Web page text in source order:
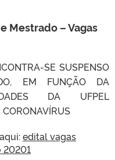
Mestrado – Vagas
SE SUSPENSO
EM FUNÇÃO DA
DA UFPEL
edital vagas
20201